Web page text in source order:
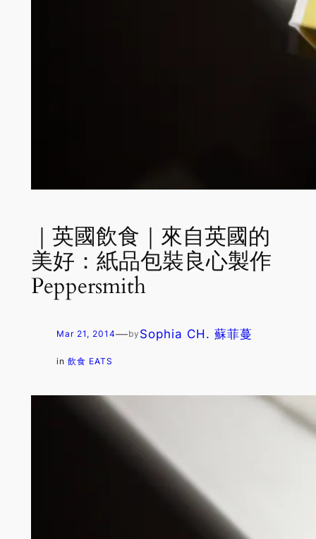
｜英國飲食｜來自英國的
美好：紙品包裝良心製作
Peppersmith
Mar 21, 2014—by Sophia CH. 蘇菲蔓
in 飲食 EATS